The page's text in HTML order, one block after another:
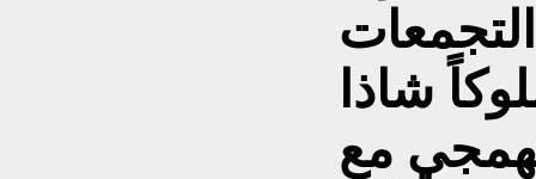
شاذا
مع